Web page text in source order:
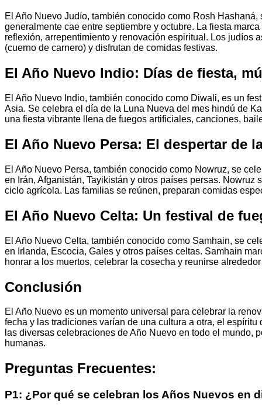
El Año Nuevo Judío, también conocido como Rosh
generalmente cae entre septiembre y octubre. La fiesta
reflexión, arrepentimiento y renovación espiritual. Los judíos
(cuerno de carnero) y disfrutan de comidas festivas.
El Año Nuevo Indio: Días de fiesta,
El Año Nuevo Indio, también conocido como Diwali, es un
Asia. Se celebra el día de la Luna Nueva del mes hindú de
una fiesta vibrante llena de fuegos artificiales, canciones,
El Año Nuevo Persa: El despertar de
El Año Nuevo Persa, también conocido como Nowruz, se
en Irán, Afganistán, Tayikistán y otros países persas.
ciclo agrícola. Las familias se reúnen, preparan comidas
El Año Nuevo Celta: Un festival de
El Año Nuevo Celta, también conocido como Samhain, se
en Irlanda, Escocia, Gales y otros países celtas. Samhain
honrar a los muertos, celebrar la cosecha y reunirse
Conclusión
El Año Nuevo es un momento universal para celebrar la
fecha y las tradiciones varían de una cultura a otra, el
las diversas celebraciones de Año Nuevo en todo el
humanas.
Preguntas Frecuentes:
P1: ¿Por qué se celebran los Años Nuevos en